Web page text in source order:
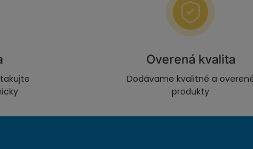
Overená kvalita
Dodávame kvalitné a
produkty